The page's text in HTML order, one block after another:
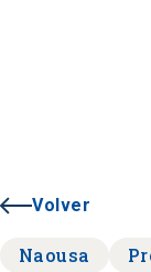
Volver
Naousa